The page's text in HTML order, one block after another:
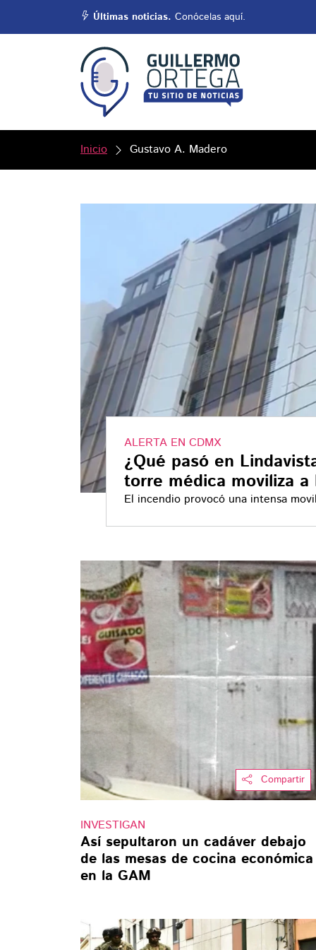
Últimas noticias. Conócelas aquí.
Inicio Gustavo A. Madero
ALERTA EN CDMX
¿Qué pasó en
torre médica moviliza
El incendio provocó una intensa
Compartir
INVESTIGAN
Así sepultaron un cadáver debajo
de las mesas de cocina económica
en la GAM